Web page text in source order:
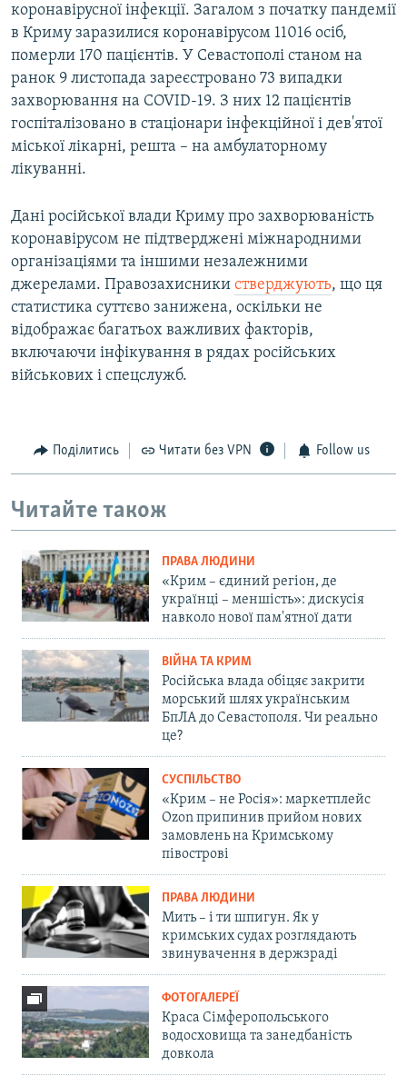
коронавірусної інфекції. Загалом з початку пандемії
в Криму заразилися коронавірусом 11016 осіб,
померли 170 пацієнтів. У Севастополі станом на
ранок 9 листопада зареєстровано 73 випадки
захворювання на COVID-19. З них 12 пацієнтів
госпіталізовано в стаціонари інфекційної і дев'ятої
міської лікарні, решта – на амбулаторному
лікуванні.
Дані російської влади Криму про захворюваність
коронавірусом не підтверджені міжнародними
організаціями та іншими незалежними
джерелами. Правозахисники стверджують, що ця
статистика суттєво занижена, оскільки не
відображає багатьох важливих факторів,
включаючи інфікування в рядах російських
військових і спецслужб.
Поділитись Читати без VPN Follow us
Читайте також
ПРАВА ЛЮДИНИ
«Крим – єдиний регіон, де
українці – меншість»: дискусія
навколо нової пам'ятної дати
ВІЙНА ТА КРИМ
Російська влада обіцяє закрити
морський шлях українським
БпЛА до Севастополя. Чи реально
це?
СУСПІЛЬСТВО
«Крим – не Росія»: маркетплейс
Ozon припинив прийом нових
замовлень на Кримському
півострові
ПРАВА ЛЮДИНИ
Мить – і ти шпигун. Як у
кримських судах розглядають
звинувачення в держзраді
ФОТОГАЛЕРЕЇ
Краса Сімферопольського
водосховища та занедбаність
довкола